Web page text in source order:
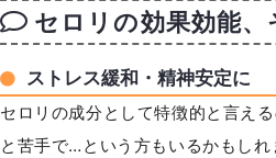
セロリの効果効能、
ストレス緩和・精神安定に
セロリの成分として特徴的と言え
と苦手で…という方もいるかもし